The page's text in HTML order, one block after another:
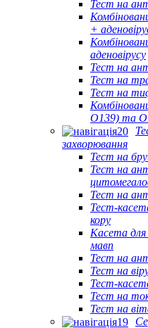
Тест на
+
аденовірусу
Тест на
Тест на
Тест на
O139) та
захворювання
Тест на
Тест на
Тест на
Тест-
кору
Касета для
мавп
Тест на
Тест на
Тест-
Тест на
Тест на